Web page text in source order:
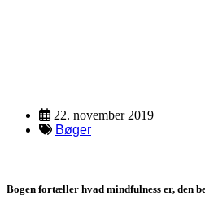
22. november 2019
Bøger
Bogen fortæller hvad mindfulness er, den